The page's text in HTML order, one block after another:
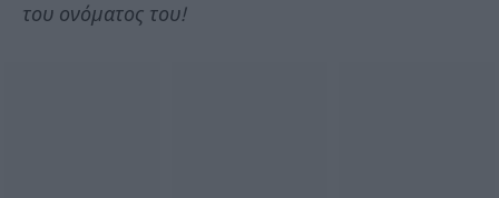
του ονόματος του!